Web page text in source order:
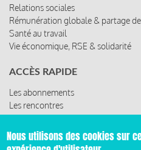
Relations sociales
Rémunération globale & partage
Santé au travail
Vie économique, RSE & solidarité
ACCÈS RAPIDE
Les abonnements
Les rencontres
Les ressources
Nous utilisons des cookies sur